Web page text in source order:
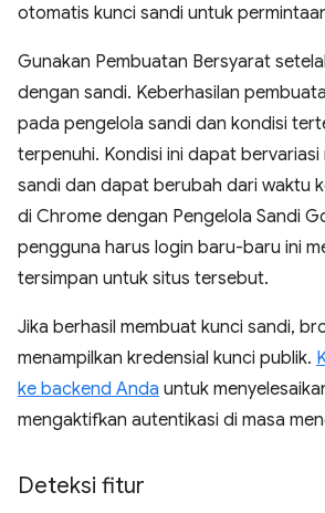
otomatis kunci sandi untuk
Gunakan Pembuatan Bersyarat
dengan sandi. Keberhasilan
pada pengelola sandi dan kondisi
terpenuhi. Kondisi ini dapat
sandi dan dapat berubah dari waktu
di Chrome dengan Pengelola Sandi
pengguna harus login baru-baru ini
tersimpan untuk situs tersebut.
Jika berhasil membuat kunci sandi,
menampilkan kredensial kunci publik.
ke backend Anda untuk
mengaktifkan autentikasi di masa
Deteksi fitur